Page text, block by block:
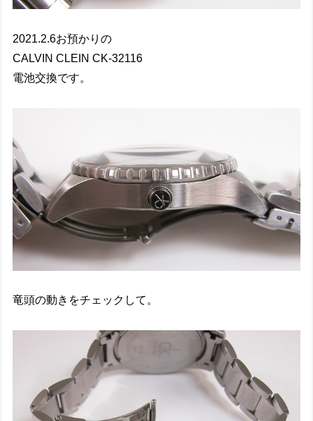
2021.2.6お預かりの
CALVIN CLEIN CK-32116
電池交換です。
竜頭の動きをチェックして。